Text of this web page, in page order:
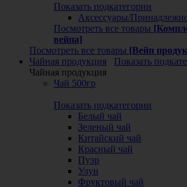
Показать подкатегории
Аксессуары/
Посмотреть все товары
вейпа]
Посмотреть все товары [Вейп
Чайная продукция
Показать
Чайная продукция
Чай 500гр
Показать подкатегории
Белый чай
Зеленый чай
Китайский чай
Красный чай
Пуэр
Улун
Фруктовый чай